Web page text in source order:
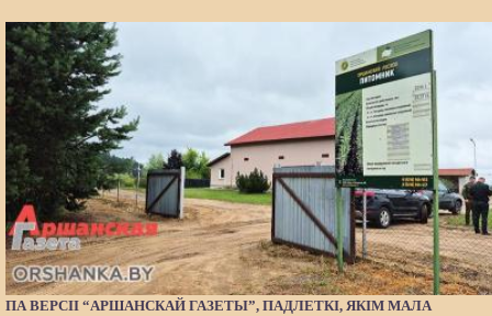
ПА ВЕРСІІ “АРШАНСКАЙ ГАЗЕТЫ”, ПАДЛЕТКІ, ЯКІМ МАЛА